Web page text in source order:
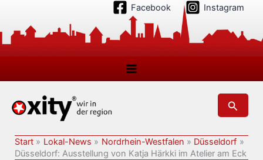
springen
Facebook Instagram
Suchen
Start Lokal-News Nordrhein-Westfalen
Düsseldorf
Düsseldorf: Ausstellung von Katja Härkki im Atelier am Eck